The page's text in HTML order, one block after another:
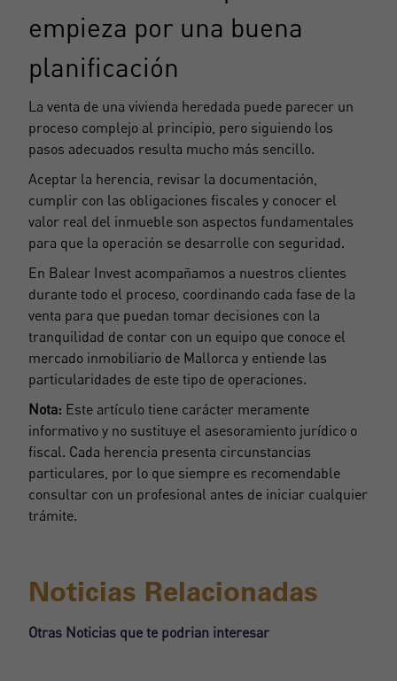
empieza por una buena
planificación
La venta de una vivienda heredada puede parecer un
proceso complejo al principio, pero siguiendo los
pasos adecuados resulta mucho más sencillo.
Aceptar la herencia, revisar la documentación,
cumplir con las obligaciones fiscales y conocer el
valor real del inmueble son aspectos fundamentales
para que la operación se desarrolle con seguridad.
En Balear Invest acompañamos a nuestros clientes
durante todo el proceso, coordinando cada fase de la
venta para que puedan tomar decisiones con la
tranquilidad de contar con un equipo que conoce el
mercado inmobiliario de Mallorca y entiende las
particularidades de este tipo de operaciones.
Nota: Este artículo tiene carácter meramente
informativo y no sustituye el asesoramiento jurídico o
fiscal. Cada herencia presenta circunstancias
particulares, por lo que siempre es recomendable
consultar con un profesional antes de iniciar cualquier
trámite.
Noticias Relacionadas
Otras Noticias que te podrian interesar